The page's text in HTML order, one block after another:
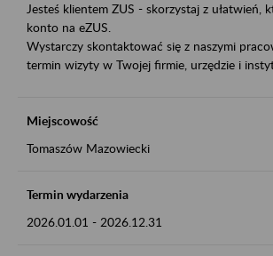
Jesteś klientem ZUS - skorzystaj z ułatwień,
konto na eZUS.
Wystarczy skontaktować się z naszymi
termin wizyty w Twojej firmie, urzędzie i
Miejscowość
Tomaszów Mazowiecki
Termin wydarzenia
2026.01.01 - 2026.12.31